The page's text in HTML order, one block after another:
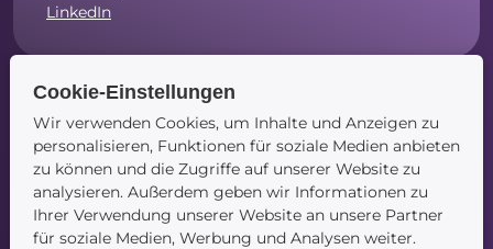
LinkedIn
Navigation
Startseite
Blog
Kontakt
Cookie-Einstellungen
Wir verwenden Cookies, um Inhalte und Anzeigen zu
personalisieren, Funktionen für soziale Medien anbieten
zu können und die Zugriffe auf unserer Website zu
analysieren. Außerdem geben wir Informationen zu
Ihrer Verwendung unserer Website an unsere Partner
für soziale Medien, Werbung und Analysen weiter.